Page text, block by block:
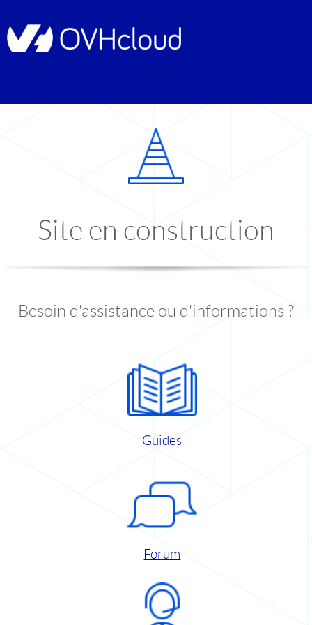
Site en construction
Besoin d'assistance ou d'informations ?
Guides
Forum